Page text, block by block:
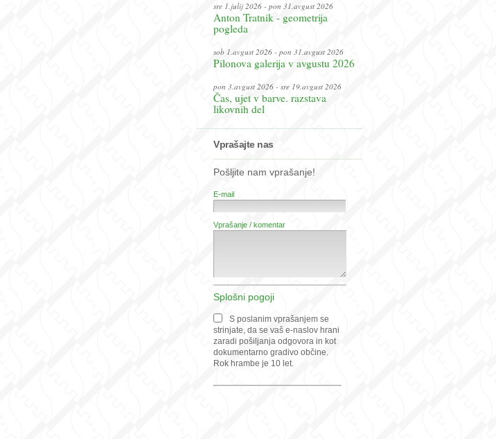
sre 1.julij 2026 - pon 31.avgust 2026
Anton Tratnik - geometrija
pogleda
sob 1.avgust 2026 - pon 31.avgust 2026
Pilonova galerija v avgustu 2026
pon 3.avgust 2026 - sre 19.avgust 2026
Čas, ujet v barve. razstava
likovnih del
Vprašajte nas
Pošljite nam vprašanje!
E-mail
Vprašanje / komentar
Splošni pogoji
S poslanim vprašanjem se
strinjate, da se vaš e-naslov hrani
zaradi pošiljanja odgovora in kot
dokumentarno gradivo občine.
Rok hrambe je 10 let.